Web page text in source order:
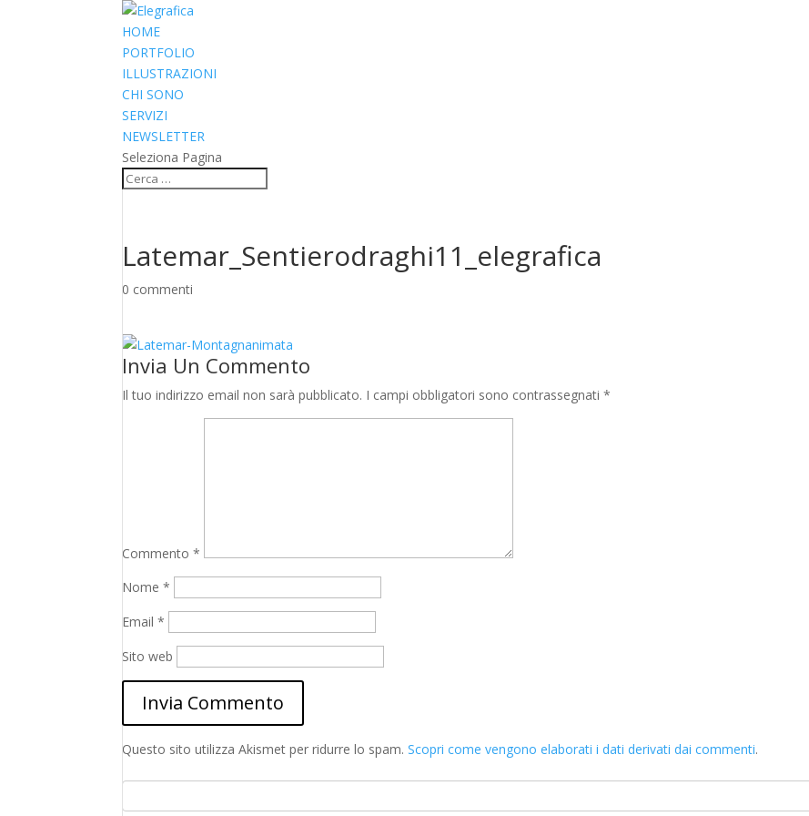
HOME
PORTFOLIO
ILLUSTRAZIONI
CHI SONO
SERVIZI
NEWSLETTER
Seleziona Pagina
Latemar_Sentierodraghi11_elegrafica
0 commenti
Invia Un Commento
Il tuo indirizzo email non sarà pubblicato. I campi obbligatori sono contrassegnati*
Commento*
Nome*
Email*
Sito web
Questo sito utilizza Akismet per ridurre lo spam.Scopri come vengono elaborati i dati derivati dai commenti.